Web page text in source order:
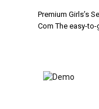
Premium Girls’s
Com The easy-